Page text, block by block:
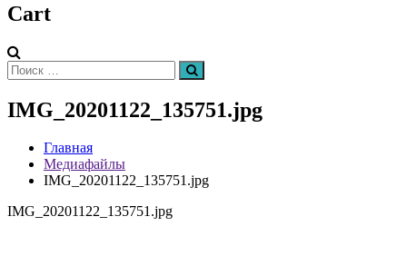
Cart
Искать: Поиск
IMG_20201122_135751.jpg
Главная
Медиафайлы
IMG_20201122_135751.jpg
IMG_20201122_135751.jpg